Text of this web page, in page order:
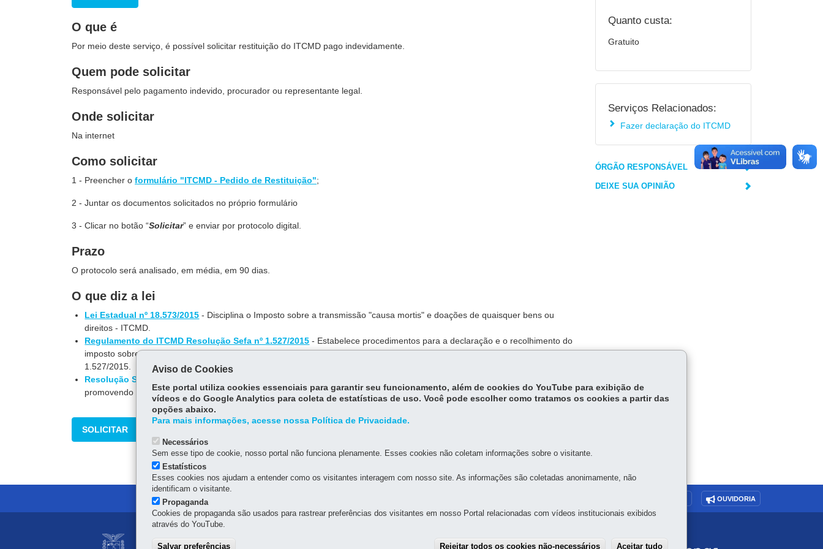
O que é
Por meio deste serviço, é possível solicitar restituição do ITCMD pago indevidamente.
Quem pode solicitar
Responsável pelo pagamento indevido, procurador ou representante legal.
Onde solicitar
Na internet
Como solicitar
1 - Preencher o formulário "ITCMD - Pedido de Restituição";
2 - Juntar os documentos solicitados no próprio formulário
3 - Clicar no botão “Solicitar” e enviar por protocolo digital.
Prazo
O protocolo será analisado, em média, em 90 dias.
O que diz a lei
Lei Estadual nº 18.573/2015 - Disciplina o Imposto sobre a transmissão "causa mortis" e doações de quaisquer bens ou
direitos - ITCMD.
Regulamento do ITCMD Resolução Sefa nº 1.527/2015 - Estabelece procedimentos para a declaração e o recolhimento do
imposto sobre a transmissão causa mortis e doações de quaisquer bens ou direitos - ITCMD. Anexo IV da Resolução nº
1.527/2015.
Resolução SEFA nº 946/2025
promovendo ajustes nos procedimentos administrativos relativos ao ITCMD. Publicada em 17 de outubro de 2025.
SOLICITAR
Quanto custa:
Gratuito
Serviços Relacionados:
Fazer declaração do ITCMD
ÓRGÃO RESPONSÁVEL
DEIXE SUA OPINIÃO
OUVIDORIA
Navegação
SECRETARIA DA FAZENDA
Aviso de Cookies
Este portal utiliza cookies essenciais para garantir seu funcionamento, além de cookies do YouTube para exibição de
vídeos e do Google Analytics para coleta de estatísticas de uso. Você pode escolher como tratamos os cookies a partir das
opções abaixo.
Para mais informações, acesse nossa Política de Privacidade.
Necessários
Sem esse tipo de cookie, nosso portal não funciona plenamente. Esses cookies não coletam informações sobre o visitante.
Estatísticos
Esses cookies nos ajudam a entender como os visitantes interagem com nosso site. As informações são coletadas anonimamente, não
identificam o visitante.
Propaganda
Cookies de propaganda são usados para rastrear preferências dos visitantes em nosso Portal relacionadas com vídeos institucionais exibidos
através do YouTube.
Salvar preferências Rejeitar todos os cookies não-necessários Aceitar tudo Withdraw consent